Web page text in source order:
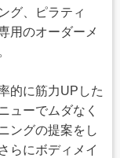
グ、ピラティ
用のオーダーメ
的に筋力UPした
ューでムダなく
ングの提案をし
らにボディメイ